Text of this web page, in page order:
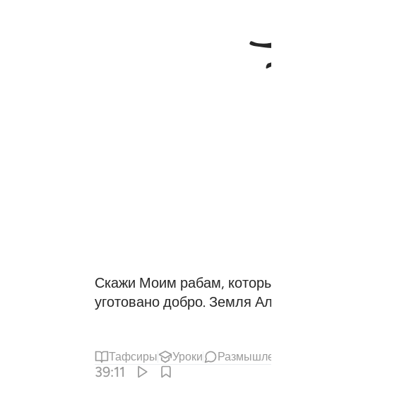
Скажи Моим рабам, которые уверовали:
уготовано добро. Земля Аллаха обширна.
Тафсиры Уроки Размышления
39:11